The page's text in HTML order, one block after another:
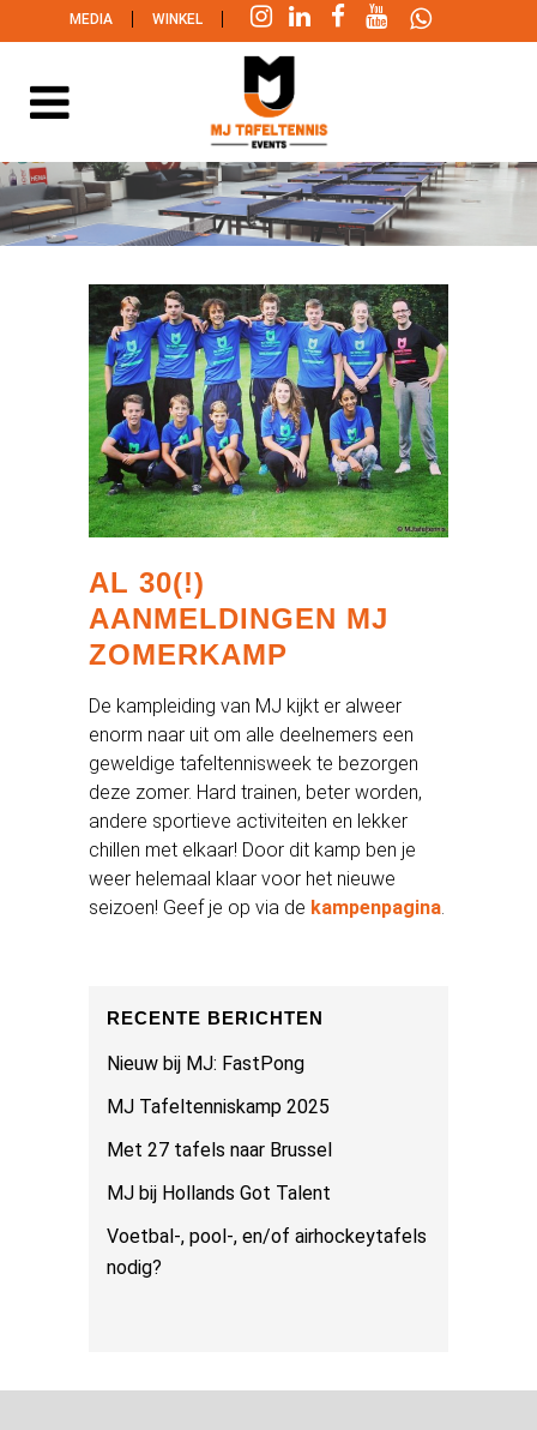
MEDIA | WINKEL |
AL 30(!)
AANMELDINGEN MJ
ZOMERKAMP
De kampleiding van MJ kijkt er alweer
enorm naar uit om alle deelnemers een
geweldige tafeltennisweek te bezorgen
deze zomer. Hard trainen, beter worden,
andere sportieve activiteiten en lekker
chillen met elkaar! Door dit kamp ben je
weer helemaal klaar voor het nieuwe
seizoen! Geef je op via de kampenpagina.
RECENTE BERICHTEN
Nieuw bij MJ: FastPong
MJ Tafeltenniskamp 2025
Met 27 tafels naar Brussel
MJ bij Hollands Got Talent
Voetbal-, pool-, en/of airhockeytafels
nodig?